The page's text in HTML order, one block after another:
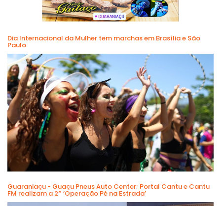
Dia Internacional da Mulher tem marchas em Brasília e São
Paulo
Guaraniaçu - Guaçu Pneus Auto Center; Portal Cantu e Cantu
FM realizam a 2ª ‘Operação Pé na Estrada’